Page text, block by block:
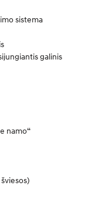
sistema
galinis
namo“